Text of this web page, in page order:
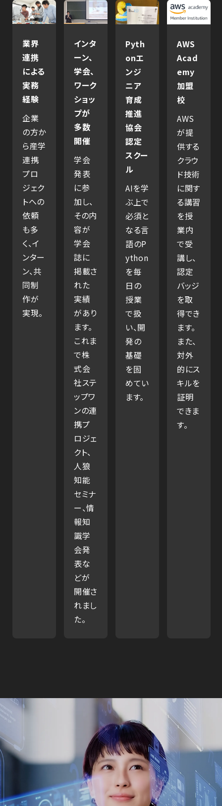
業界
連携
による
実務
経験
企業
の方か
ら産学
連携
プロ
ジェク
トへの
依頼
も多
く、イ
ンター
ン、共
同制
作が
実現。
インタ
ーン、
学会、
ワーク
ショッ
プが
多数
開催
学会
発表
に参
加し、
その内
容が
学会
誌に
掲載さ
れた
実績
があり
ます。
これま
で株
式会
社ステ
ップワ
ンの連
携プ
ロジェ
クト、
人狼
知能
セミナ
ー、情
報知
識学
会発
表な
どが
開催さ
れまし
た。
Pyth
onエ
ンジ
ニア
育成
推進
協会
認定
スクー
ル
AIを学
ぶ上で
必須と
なる言
語のP
ython
を毎
日の
授業
で扱
い、開
発の
基礎
を固
めてい
ます。
AWS
Acad
emy
加盟
校
AWS
が提
供する
クラウ
ド技術
に関す
る講習
を授
業内
で受
講し、
認定
バッジ
を取
得でき
ます。
また、
対外
的にス
キルを
証明
できま
す。